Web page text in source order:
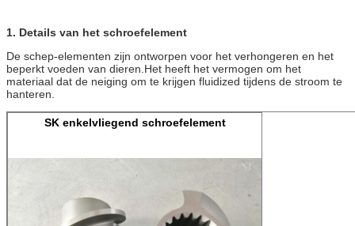
1. Details van het schroefelement
De schep-elementen zijn ontworpen voor het verhongeren en het
beperkt voeden van dieren.Het heeft het vermogen om het
materiaal dat de neiging om te krijgen fluidized tijdens de stroom te
hanteren.
SK enkelvliegend schroefelement